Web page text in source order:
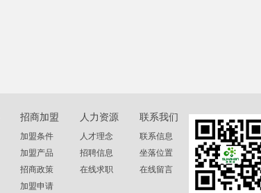
招商加盟
加盟条件
加盟产品
招商政策
加盟申请
人力资源
人才理念
招聘信息
在线求职
联系我们
联系信息
坐落位置
在线留言